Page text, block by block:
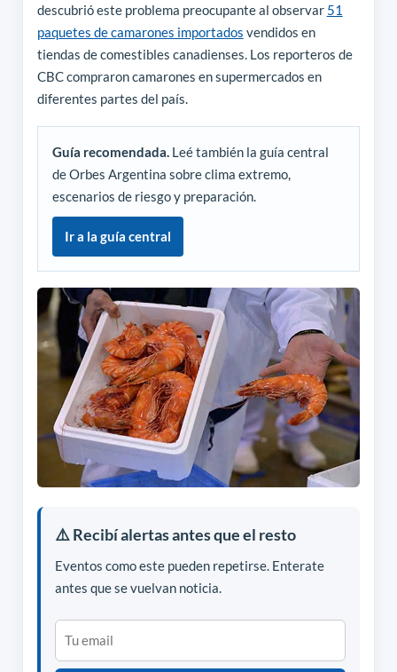
descubrió este problema preocupante al observar 51
paquetes de camarones importados vendidos en
tiendas de comestibles canadienses. Los reporteros de
CBC compraron camarones en supermercados en
diferentes partes del país.
Guía recomendada.Leé también la guía central
de Orbes Argentina sobre clima extremo,
escenarios de riesgo y preparación.
Ir a la guía central
⚠️ Recibí alertas antes que el resto
Eventos como este pueden repetirse. Enterate
antes que se vuelvan noticia.